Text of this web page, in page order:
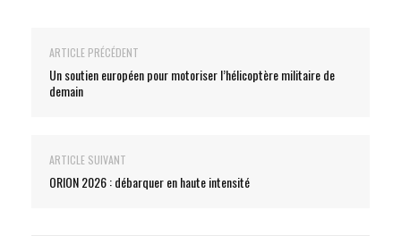
ARTICLE PRÉCÉDENT
Un soutien européen pour motoriser l’hélicoptère militaire de
demain
ARTICLE SUIVANT
ORION 2026 : débarquer en haute intensité